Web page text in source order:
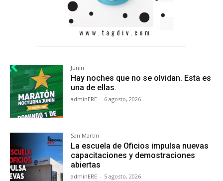
Junín
Hay noches que no se olvidan. Esta es
una de ellas.
adminERE - 6 agosto, 2026
San Martín
La escuela de Oficios impulsa nuevas
capacitaciones y demostraciones
abiertas
adminERE - 5 agosto, 2026